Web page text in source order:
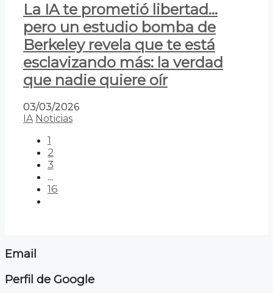
La IA te prometió libertad…
pero un estudio bomba de
Berkeley revela que te está
esclavizando más: la verdad
que nadie quiere oír
03/03/2026
IA Noticias
1
2
3
...
16
Email
Perfil de Google